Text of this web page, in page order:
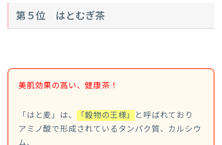
第５位 はとむぎ茶
美肌効果の高い、健康茶！
「はと麦」は、 「穀物の王様」
と呼ばれており
アミノ酸で形成されているタンパク質、カルシウ